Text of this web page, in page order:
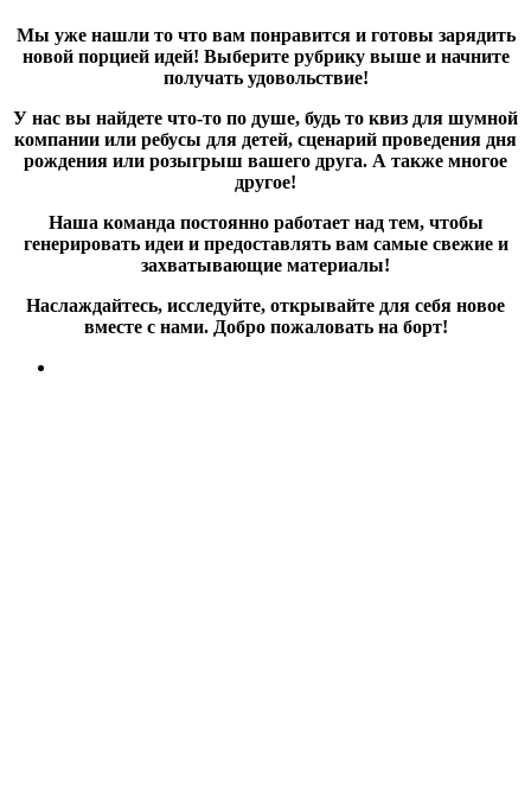
Мы уже нашли то что вам понравится и готовы зарядить
новой порцией идей! Выберите рубрику выше и начните
получать удовольствие!
У нас вы найдете что-то по душе, будь то квиз для шумной
компании или ребусы для детей, сценарий проведения дня
рождения или розыгрыш вашего друга. А также многое
другое!
Наша команда постоянно работает над тем, чтобы
генерировать идеи и предоставлять вам самые свежие и
захватывающие материалы!
Наслаждайтесь, исследуйте, открывайте для себя новое
вместе с нами. Добро пожаловать на борт!